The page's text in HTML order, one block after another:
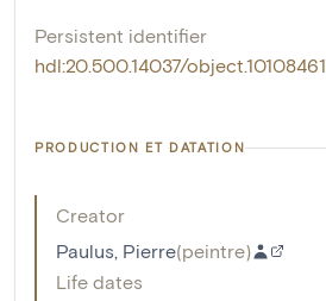
Persistent identifier
hdl:20.500.14037/object.10108461
PRODUCTION ET DATATION
Creator
Paulus, Pierre(peintre)
Life dates